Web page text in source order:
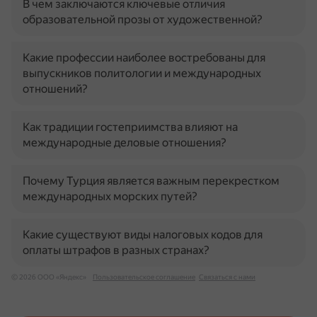
В чем заключаются ключевые отличия
образовательной прозы от художественной?
Какие профессии наиболее востребованы для
выпускников политологии и международных
отношений?
Как традиции гостеприимства влияют на
международные деловые отношения?
Почему Турция является важным перекрестком
международных морских путей?
Какие существуют виды налоговых кодов для
оплаты штрафов в разных странах?
© 2026 ООО «Яндекс» Пользовательское соглашение Связаться с нами